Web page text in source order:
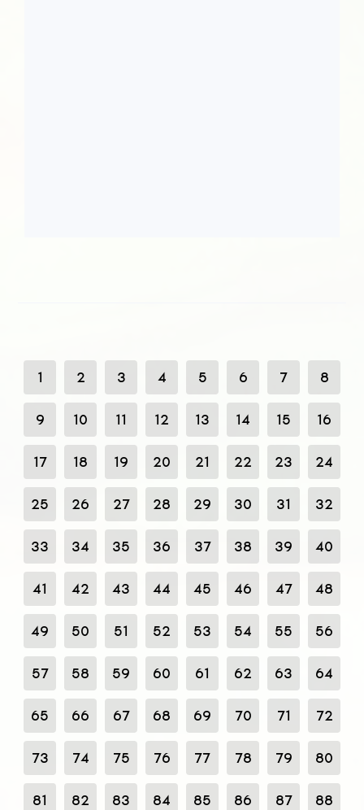
1 2 3 4 5 6 7 8
9 10 11 12 13 14 15 16
17 18 19 20 21 22 23 24
25 26 27 28 29 30 31 32
33 34 35 36 37 38 39 40
41 42 43 44 45 46 47 48
49 50 51 52 53 54 55 56
57 58 59 60 61 62 63 64
65 66 67 68 69 70 71 72
73 74 75 76 77 78 79 80
81 82 83 84 85 86 87 88